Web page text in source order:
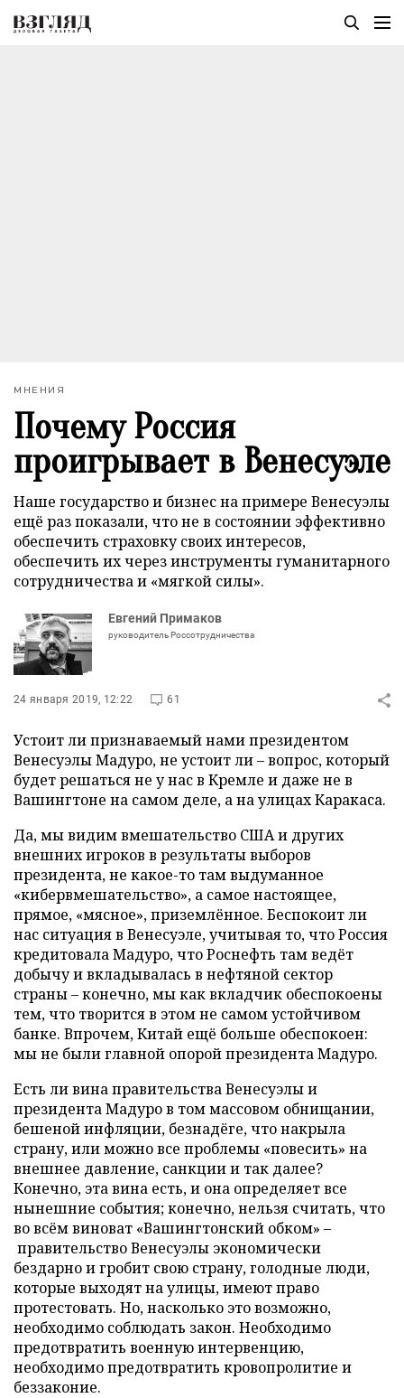
МНЕНИЯ
Почему Россия
проигрывает в Венесуэле
Наше государство и бизнес на примере Венесуэлы
ещё раз показали, что не в состоянии эффективно
обеспечить страховку своих интересов,
обеспечить их через инструменты гуманитарного
сотрудничества и «мягкой силы».
Евгений Примаков
руководитель Россотрудничества
24 января 2019, 12:22 61
Устоит ли признаваемый нами президентом
Венесуэлы Мадуро, не устоит ли – вопрос, который
будет решаться не у нас в Кремле и даже не в
Вашингтоне на самом деле, а на улицах Каракаса.
Да, мы видим вмешательство США и других
внешних игроков в результаты выборов
президента, не какое-то там выдуманное
«кибервмешательство», а самое настоящее,
прямое, «мясное», приземлённое. Беспокоит ли
нас ситуация в Венесуэле, учитывая то, что Россия
кредитовала Мадуро, что Роснефть там ведёт
добычу и вкладывалась в нефтяной сектор
страны – конечно, мы как вкладчик обеспокоены
тем, что творится в этом не самом устойчивом
банке. Впрочем, Китай ещё больше обеспокоен:
мы не были главной опорой президента Мадуро.
Есть ли вина правительства Венесуэлы и
президента Мадуро в том массовом обнищании,
бешеной инфляции, безнадёге, что накрыла
страну, или можно все проблемы «повесить» на
внешнее давление, санкции и так далее?
Конечно, эта вина есть, и она определяет все
нынешние события; конечно, нельзя считать, что
во всём виноват «Вашингтонский обком» –
правительство Венесуэлы экономически
бездарно и гробит свою страну, голодные люди,
которые выходят на улицы, имеют право
протестовать. Но, насколько это возможно,
необходимо соблюдать закон. Необходимо
предотвратить военную интервенцию,
необходимо предотвратить кровопролитие и
беззаконие.